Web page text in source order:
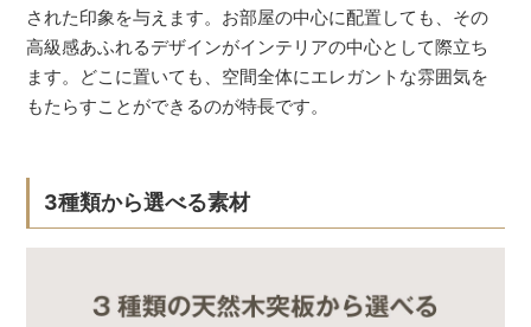
された印象を与えます。お部屋の中心に配置しても、その
高級感あふれるデザインがインテリアの中心として際立ち
ます。どこに置いても、空間全体にエレガントな雰囲気を
もたらすことができるのが特長です。
3種類から選べる素材